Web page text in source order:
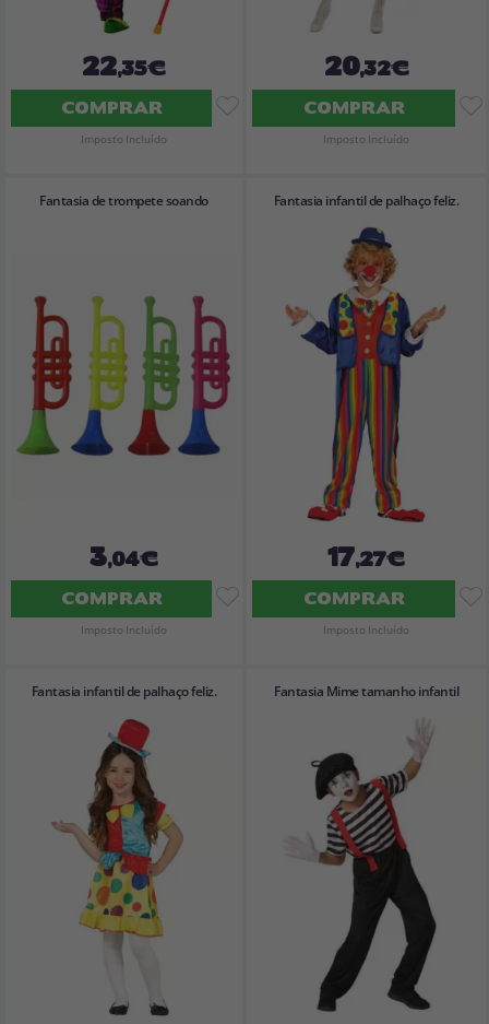
22,35€
COMPRAR
Imposto Incluído
20,32€
COMPRAR
Imposto Incluído
Fantasia de trompete soando
3,04€
COMPRAR
Imposto Incluído
Fantasia infantil de palhaço feliz.
17,27€
COMPRAR
Imposto Incluído
Fantasia infantil de palhaço feliz. Fantasia Mime tamanho infantil